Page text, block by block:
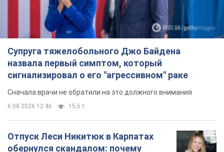
Супруга тяжелобольного Джо Байдена
назвала первый симптом, который
сигнализировал о его "агрессивном" раке
Сначала врачи не обратили на это должного внимания
6.08.2026 12:46 15,6 т.
Отпуск Леси Никитюк в Карпатах
обернулся скандалом: почему